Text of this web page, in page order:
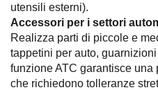
utensili esterni).
Accessori per i settori
Realizza parti di piccole e
tappetini per auto,
funzione ATC garantisce una
che richiedono tolleranze